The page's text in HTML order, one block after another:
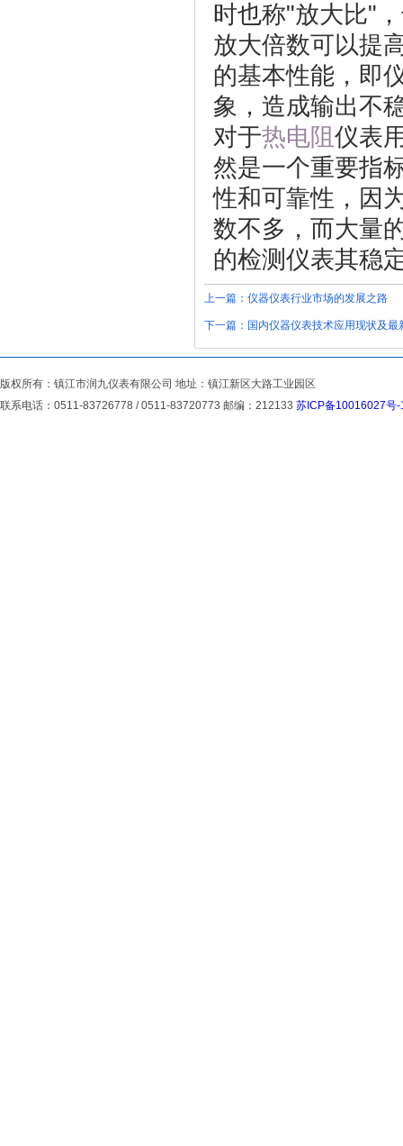
时也称"放大比"
放大倍数可以提
的基本性能，即
象，造成输出
对于热电阻 仪表
然是一个重要指
性和可靠性，因
数不多，而大量
的检测仪表其稳
上一篇： 仪器仪表行业市场的发展之路
下一篇： 国内仪器仪表技术应用现状及
版权所有：镇江市润九仪表有限公司 地址：镇江新区大路工业园区
联系电话：0511-83726778 / 0511-83720773 邮编：212133 苏ICP备10016027号-